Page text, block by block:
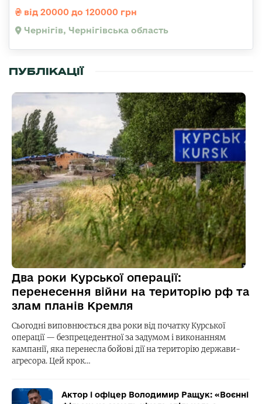
від 20000 до 120000 грн
Чернігів, Чернігівська область
ПУБЛІКАЦІЇ
Два роки Курської операції:
перенесення війни на територію рф та
злам планів Кремля
Сьогодні виповнюється два роки від початку Курської
операції — безпрецедентної за задумом і виконанням
кампанії, яка перенесла бойові дії на територію держави-
агресора. Цей крок…
Актор і офіцер Володимир Ращук: «Воєнні